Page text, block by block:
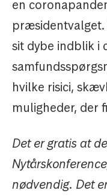
en
præsidentvalget.
sit dybe indblik i
hvilke risici,
muligheder, der
Det er gratis at
nødvendig. Det